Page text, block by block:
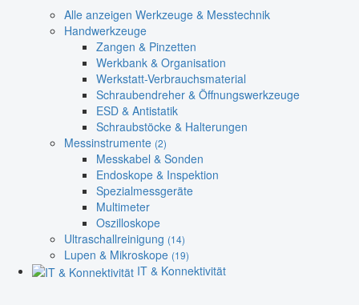
Alle anzeigen Werkzeuge & Messtechnik
Handwerkzeuge
Zangen & Pinzetten
Werkbank & Organisation
Werkstatt-Verbrauchsmaterial
Schraubendreher & Öffnungswerkzeuge
ESD & Antistatik
Schraubstöcke & Halterungen
Messinstrumente (2)
Messkabel & Sonden
Endoskope & Inspektion
Spezialmessgeräte
Multimeter
Oszilloskope
Ultraschallreinigung (14)
Lupen & Mikroskope (19)
IT & Konnektivität